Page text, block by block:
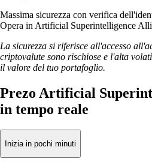
Massima sicurezza con verifica
Opera in Artificial Superintelligence
La sicurezza si riferisce all'accesso
criptovalute sono rischiose e l'alta
il valore del tuo portafoglio.
Prezo Artificial
in tempo reale
Inizia in pochi minuti